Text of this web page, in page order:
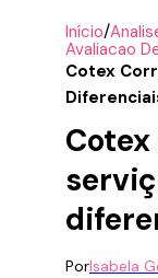
Início/
Avaliacao
Cotex
PorIsabela